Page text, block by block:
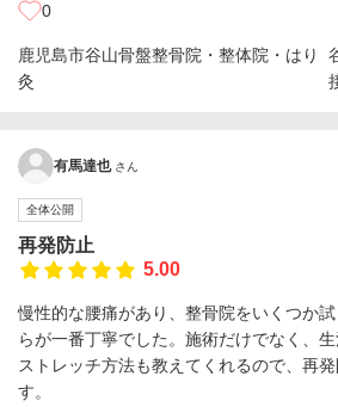
0
鹿児島市谷山骨盤整骨院・整体院・はり
灸
有馬達也 さん
全体公開
再発防止
5.00
慢性的な腰痛があり、整骨院をいくつか
らが一番丁寧でした。施術だけでなく、
ストレッチ方法も教えてくれるので、再
す。